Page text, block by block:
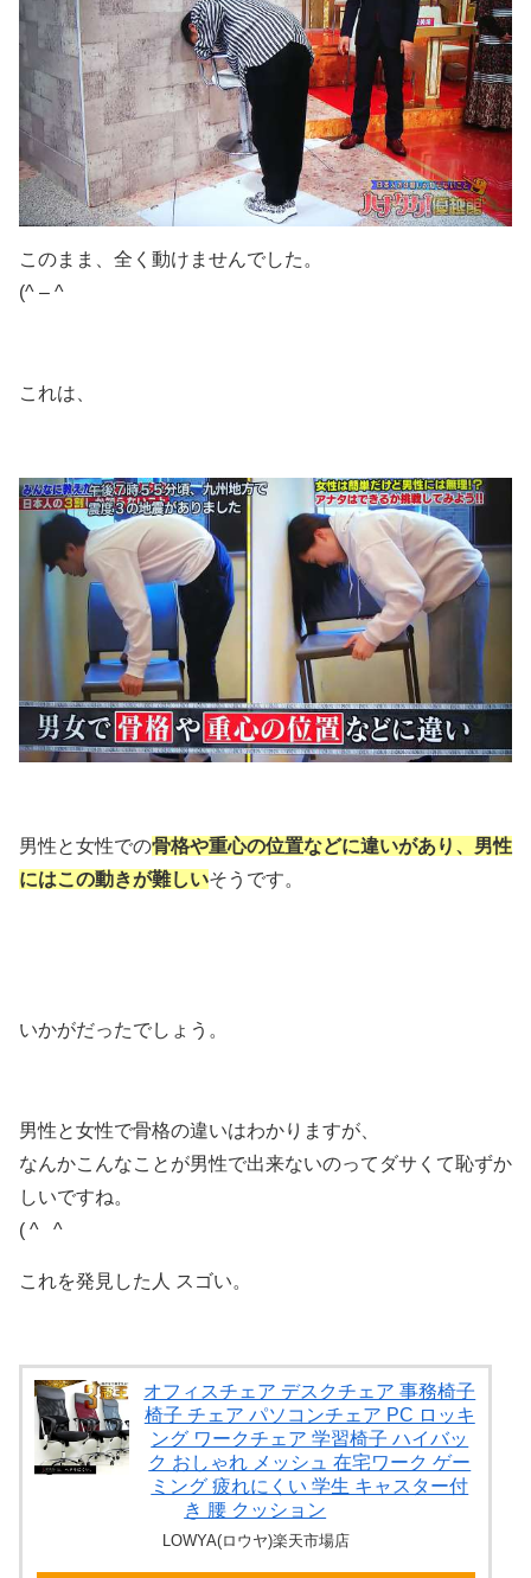
このまま、全く動けませんでした。
(^ – ^
これは、
男性と女性での骨格や重心の位置などに違いがあり、男性
にはこの動きが難しいそうです。
いかがだったでしょう。
男性と女性で骨格の違いはわかりますが、
なんかこんなことが男性で出来ないのってダサくて恥ずか
しいですね。
( ^ ^
これを発見した人 スゴい。
オフィスチェア デスクチェア 事務椅子
椅子 チェア パソコンチェア PC ロッキ
ング ワークチェア 学習椅子 ハイバッ
ク おしゃれ メッシュ 在宅ワーク ゲー
ミング 疲れにくい 学生 キャスター付
き 腰 クッション
LOWYA(ロウヤ)楽天市場店